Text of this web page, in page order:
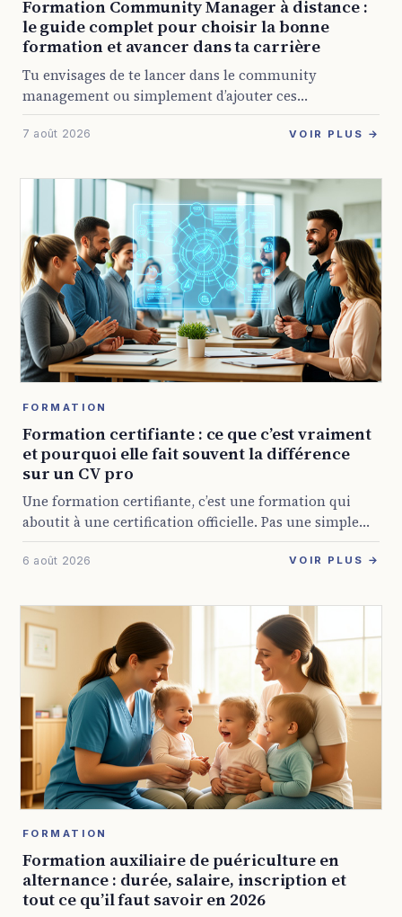
Formation Community Manager à distance :
le guide complet pour choisir la bonne
formation et avancer dans ta carrière
Tu envisages de te lancer dans le community
management ou simplement d’ajouter ces
compétences à ton profil ? Avec la présence digitale
devenue obligatoire pour presque toutes les
7 août 2026 VOIR PLUS →
FORMATION
Formation certifiante : ce que c’est vraiment
et pourquoi elle fait souvent la différence
sur un CV pro
Une formation certifiante, c’est une formation qui
aboutit à une certification officielle. Pas une simple
attestation de présence, mais un titre reconnu par
l’État ou par les branches professionnelles, et ...
6 août 2026 VOIR PLUS →
FORMATION
Formation auxiliaire de puériculture en
alternance : durée, salaire, inscription et
tout ce qu’il faut savoir en 2026